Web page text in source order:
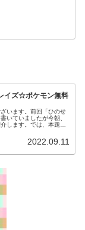
イズ☆ポケモン無料
います。前回「ひのせ
いていましたが今朝、
します。では、本題へ↓
2022.09.11